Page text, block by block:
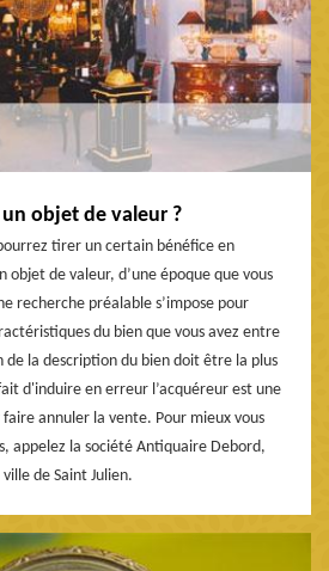
objet de valeur ?
tirer un certain bénéfice en
objet de valeur, d’une époque que vous
recherche préalable s’impose pour
du bien que vous avez entre
de la description du bien doit être la plus
d'induire en erreur l’acquéreur est une
annuler la vente. Pour mieux vous
appelez la société Antiquaire Debord,
de Saint Julien.